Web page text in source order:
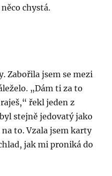
chystá.
Zabořila jsem se mezi
„Dám ti za to
řekl jeden z
stejně jedovatý jako
to. Vzala jsem karty
jak mi proniká do